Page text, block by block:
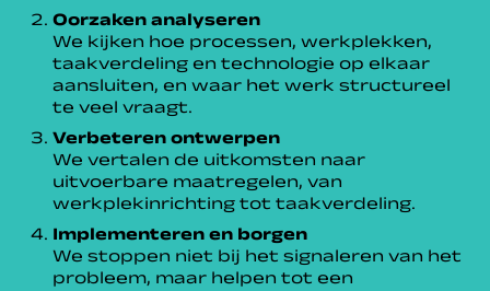
Oorzaken analyseren
We kijken hoe processen, werkplekken,
taakverdeling en technologie op elkaar
aansluiten, en waar het werk structureel
te veel vraagt.
Verbeteren ontwerpen
We vertalen de uitkomsten naar
uitvoerbare maatregelen, van
werkplekinrichting tot taakverdeling.
Implementeren en borgen
We stoppen niet bij het signaleren van het
probleem, maar helpen tot een